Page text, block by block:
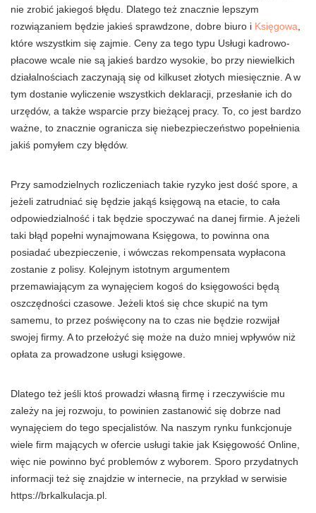
nie zrobić jakiegoś błędu. Dlatego też znacznie lepszym
rozwiązaniem będzie jakieś sprawdzone, dobre biuro i Księgowa
które wszystkim się zajmie. Ceny za tego typu Usługi kadrowo-
płacowe wcale nie są jakieś bardzo wysokie, bo przy niewielkich
działalnościach zaczynają się od kilkuset złotych miesięcznie. A w
tym dostanie wyliczenie wszystkich deklaracji, przesłanie ich do
urzędów, a także wsparcie przy bieżącej pracy. To, co jest bardzo
ważne, to znacznie ogranicza się niebezpieczeństwo popełnienia
jakiś pomyłem czy błędów.
Przy samodzielnych rozliczeniach takie ryzyko jest dość spore, a
jeżeli zatrudniać się będzie jakąś księgową na etacie, to cała
odpowiedzialność i tak będzie spoczywać na danej firmie. A jeżeli
taki błąd popełni wynajmowana Księgowa, to powinna ona
posiadać ubezpieczenie, i wówczas rekompensata wypłacona
zostanie z polisy. Kolejnym istotnym argumentem
przemawiającym za wynajęciem kogoś do księgowości będą
oszczędności czasowe. Jeżeli ktoś się chce skupić na tym
samemu, to przez poświęcony na to czas nie będzie rozwijał
swojej firmy. A to przełożyć się może na dużo mniej wpływów niż
opłata za prowadzone usługi księgowe.
Dlatego też jeśli ktoś prowadzi własną firmę i rzeczywiście mu
zależy na jej rozwoju, to powinien zastanowić się dobrze nad
wynajęciem do tego specjalistów. Na naszym rynku funkcjonuje
wiele firm mających w ofercie usługi takie jak Księgowość Online,
więc nie powinno być problemów z wyborem. Sporo przydatnych
informacji też się znajdzie w internecie, na przykład w serwisie
https://brkalkulacja.pl.